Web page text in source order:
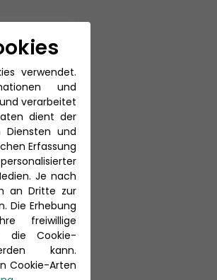
verwendet.
und
verarbeitet
dient der
Diensten und
Erfassung
Je nach
an Dritte zur
Die Erhebung
freiwillige
die Cookie-
kann.
Cookie-Arten